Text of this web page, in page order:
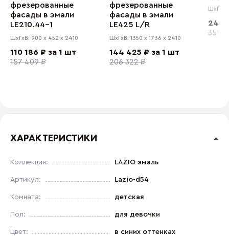
фрезерованные
фасады в эмали
LE210.44-1
ШхГхВ: 900 x 452 x 2410
110 186 ₽ за 1 шт
157 409 ₽
фрезерованные
фасады в эмали
LE425 L/R
ШхГхВ: 1350 x 1736 x 2410
144 425 ₽ за 1 шт
206 322 ₽
ШхГхВ:
24
35
ХАРАКТЕРИСТИКИ
Коллекция: LAZIO эмаль
Артикул: Lazio-d54
Комната: детская
Пол: для девочки
Цвет: в синих оттенках